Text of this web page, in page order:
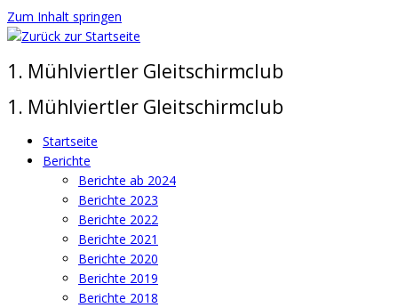
Zum Inhalt springen
1. Mühlviertler Gleitschirmclub
1. Mühlviertler Gleitschirmclub
Startseite
Berichte
Berichte ab 2024
Berichte 2023
Berichte 2022
Berichte 2021
Berichte 2020
Berichte 2019
Berichte 2018